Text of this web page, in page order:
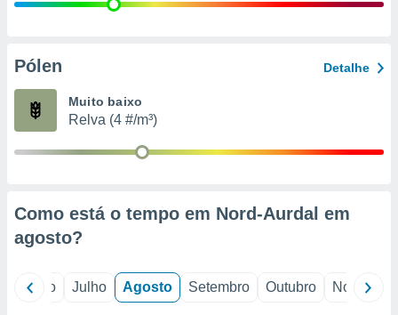
e
de
Pólen Detalhe
Muito baixo
Relva (4 #/m³)
Como está o tempo em Nord-Aurdal em
agosto?
Junho Julho Agosto Setembro Outubro Novembro